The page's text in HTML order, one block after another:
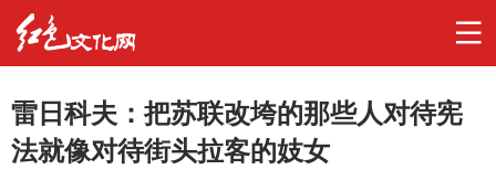
雷日科夫：把苏联改垮的那些人对待宪
法就像对待街头拉客的妓女